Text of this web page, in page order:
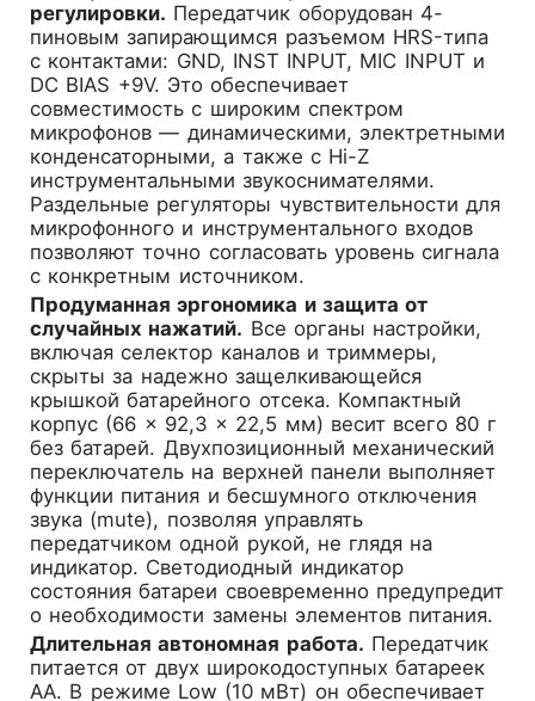
регулировки. Передатчик оборудован 4-
пиновым запирающимся разъемом HRS-типа
с контактами: GND, INST INPUT, MIC INPUT и
DC BIAS +9V. Это обеспечивает
совместимость с широким спектром
микрофонов — динамическими, электретными
конденсаторными, а также с Hi-Z
инструментальными звукоснимателями.
Раздельные регуляторы чувствительности для
микрофонного и инструментального входов
позволяют точно согласовать уровень сигнала
с конкретным источником.
Продуманная эргономика и защита от
случайных нажатий. Все органы настройки,
включая селектор каналов и триммеры,
скрыты за надежно защелкивающейся
крышкой батарейного отсека. Компактный
корпус (66 × 92,3 × 22,5 мм) весит всего 80 г
без батарей. Двухпозиционный механический
переключатель на верхней панели выполняет
функции питания и бесшумного отключения
звука (mute), позволяя управлять
передатчиком одной рукой, не глядя на
индикатор. Светодиодный индикатор
состояния батареи своевременно предупредит
о необходимости замены элементов питания.
Длительная автономная работа. Передатчик
питается от двух широкодоступных батареек
AA. В режиме Low (10 мВт) он обеспечивает